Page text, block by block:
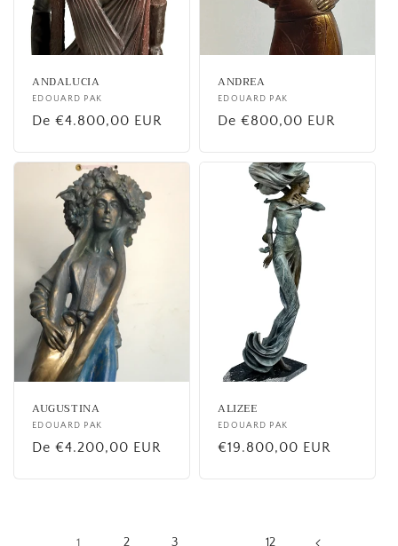
ANDALUCIA
Fournisseur :
EDOUARD PAK
Prix
De €4.800,00 EUR
ANDREA
Fournisseur :
EDOUARD PAK
Prix
De €800,00 EUR
AUGUSTINA
Fournisseur :
EDOUARD PAK
Prix
De €4.200,00 EUR
ALIZEE
Fournisseur :
EDOUARD PAK
Prix
€19.800,00 EUR
1 2 3 … 12